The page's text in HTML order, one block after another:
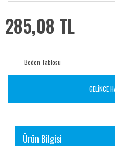
285,08 TL
Beden Tablosu
GELİNCE
Ürün Bilgisi